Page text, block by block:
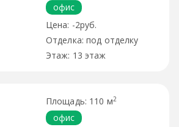
офис
-2руб.
под отделку
13 этаж
110 м2
офис